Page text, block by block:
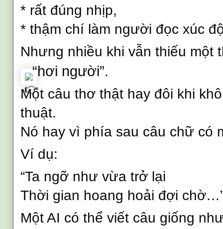
* rất đúng nhịp,
* thậm chí làm người đọc xúc
Nhưng nhiều khi vẫn thiếu một
“hơi người”.
Một câu thơ thật hay đôi khi
thuật.
Nó hay vì phía sau câu chữ có
Ví dụ:
“Ta ngỡ như vừa trở lại
Thời gian hoang hoải đợi
Một AI có thể viết câu giống